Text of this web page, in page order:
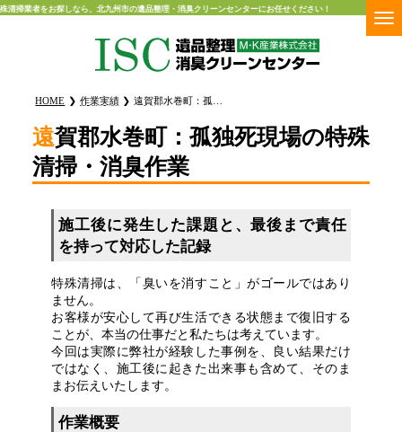
掃業者をお探しなら、北九州市の遺品整理・消臭クリーンセンターにお任せください！
HOME 作業実績
遠賀郡水巻町：孤独死現場の特殊
清掃・消臭作業
施工後に発生した課題と、最後まで責任
を持って対応した記録
特殊清掃は、「臭いを消すこと」がゴールではあり
ません。
お客様が安心して再び生活できる状態まで復旧する
ことが、本当の仕事だと私たちは考えています。
今回は実際に弊社が経験した事例を、良い結果だけ
ではなく、施工後に起きた出来事も含めて、そのま
まお伝えいたします。
作業概要